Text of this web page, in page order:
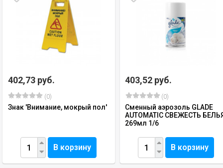
402,73 руб.
(0)
Знак 'Внимание, мокрый пол'
В корзину
403,52 руб.
(0)
Сменный аэрозоль GLADE
AUTOMATIC СВЕЖЕСТЬ
269мл 1/6
В корзину